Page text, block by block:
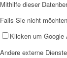
Mithilfe dieser
Falls Sie nicht
Klicken um
Andere externe Dienste